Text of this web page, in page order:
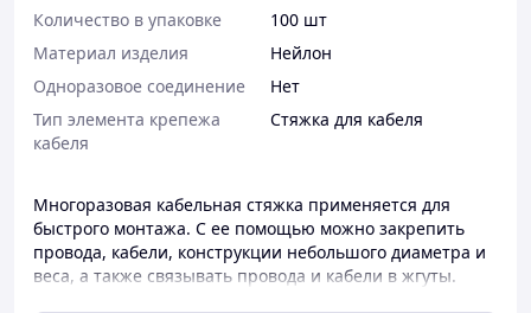
Количество в упаковке
100 шт
Материал изделия
Нейлон
Одноразовое соединение
Нет
Тип элемента крепежа
кабеля
Стяжка для кабеля
Многоразовая кабельная стяжка применяется для
быстрого монтажа. С ее помощью можно закрепить
провода, кабели, конструкции небольшого диаметра и
веса, а также связывать провода и кабели в жгуты.